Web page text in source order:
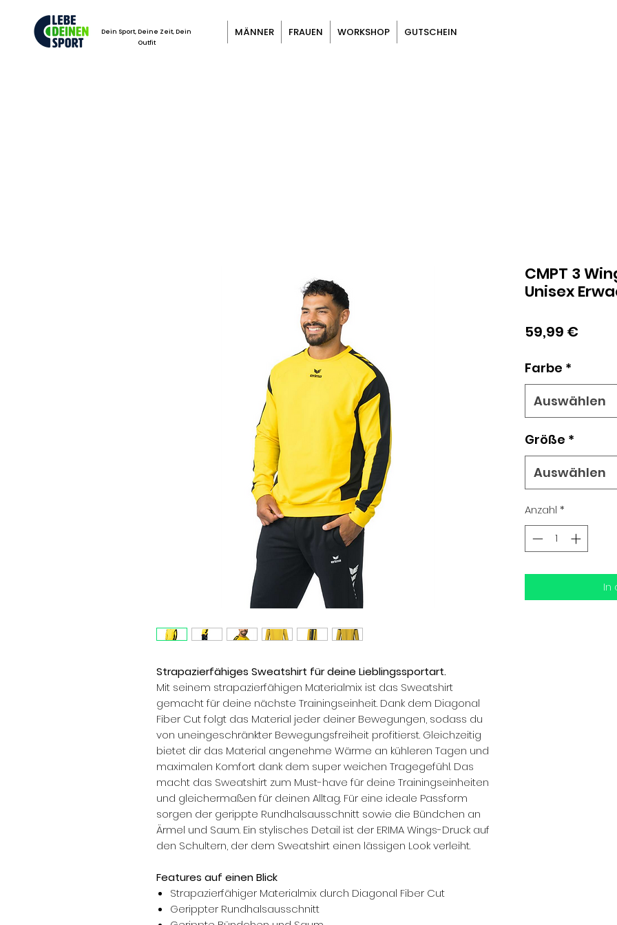
Dein Sport, Deine Zeit, Dein
Outfit
MÄNNER FRAUEN WORKSHOP GUTSCHEIN
Strapazierfähiges Sweatshirt für deine Lieblingssportart.
Mit seinem strapazierfähigen Materialmix ist das Sweatshirt
gemacht für deine nächste Trainingseinheit. Dank dem Diagonal
Fiber Cut folgt das Material jeder deiner Bewegungen, sodass du
von uneingeschränkter Bewegungsfreiheit profitierst. Gleichzeitig
bietet dir das Material angenehme Wärme an kühleren Tagen und
maximalen Komfort dank dem super weichen Tragegefühl. Das
macht das Sweatshirt zum Must-have für deine Trainingseinheiten
und gleichermaßen für deinen Alltag. Für eine ideale Passform
sorgen der gerippte Rundhalsausschnitt sowie die Bündchen an
Ärmel und Saum. Ein stylisches Detail ist der ERIMA Wings-Druck auf
den Schultern, der dem Sweatshirt einen lässigen Look verleiht.
Features auf einen Blick
Strapazierfähiger Materialmix durch Diagonal Fiber Cut
Gerippter Rundhalsausschnitt
CMPT 3
Unisex
59,99 €Preis
Farbe *
Auswählen
Größe *
Auswählen
Anzahl *
In